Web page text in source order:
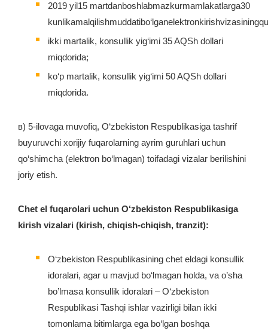
2019 yil15 martdanboshlabmazkurmamlakatlarga30
ikki martalik, konsullik yig‘imi 35 AQSh dollari
miqdorida;
ko‘p martalik, konsullik yig‘imi 50 AQSh dollari
miqdorida.
в) 5-ilovaga muvofiq, O‘zbekiston Respublikasiga tashrif
buyuruvchi xorijiy fuqarolarning ayrim guruhlari uchun
qo‘shimcha (elektron bo‘lmagan) toifadagi vizalar berilishini
joriy etish.
Chet el fuqarolari uchun O‘zbekiston Respublikasiga
kirish vizalari (kirish, chiqish-chiqish, tranzit):
O‘zbekiston Respublikasining chet eldagi konsullik
idoralari, agar u mavjud bo‘lmagan holda, va o’sha
bo’lmasa konsullik idoralari – O‘zbekiston
Respublikasi Tashqi ishlar vazirligi bilan ikki
tomonlama bitimlarga ega bo‘lgan boshqa